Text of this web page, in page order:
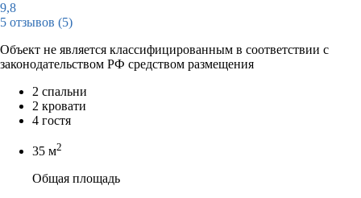
9,8
5 отзывов (5)
Объект не является классифицированным в соответствии с
законодательством РФ средством размещения
2 спальни
2 кровати
4 гостя
35 м2
Общая площадь